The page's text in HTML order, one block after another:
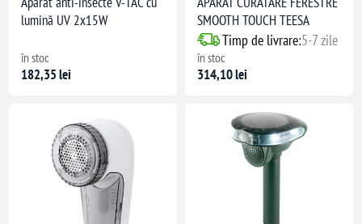
lumină UV 2x15W
în stoc
182,35 lei
SMOOTH TOUCH TEESA
Timp de livrare:5-7 zile
în stoc
314,10 lei